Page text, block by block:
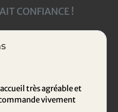
CONFIANCE !
très agréable et
vivement